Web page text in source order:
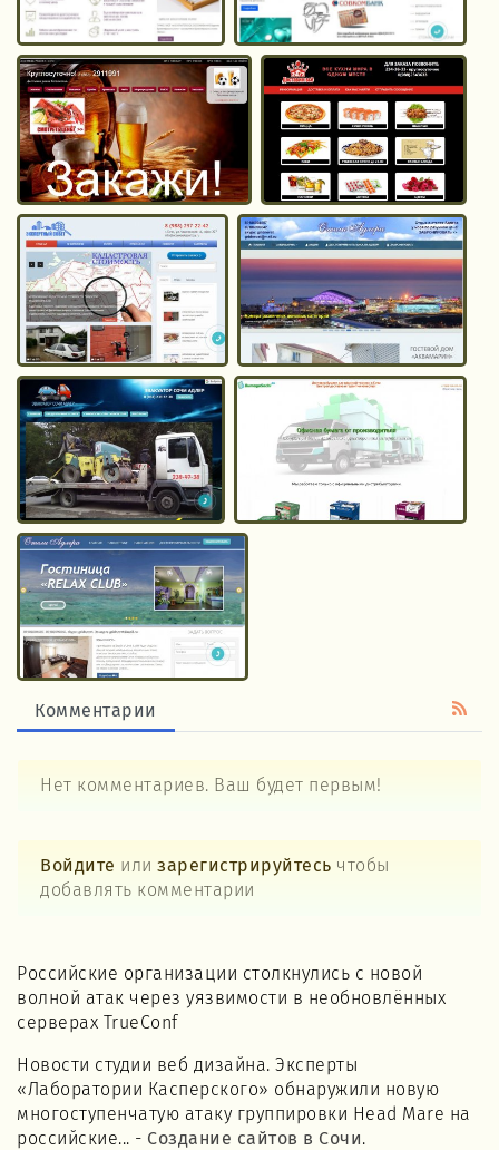
Комментарии
Нет комментариев. Ваш будет первым!
Войдите или зарегистрируйтесь чтобы
добавлять комментарии
Российские организации столкнулись с новой
волной атак через уязвимости в необновлённых
серверах TrueConf
Новости студии веб дизайна. Эксперты
«Лаборатории Касперского» обнаружили новую
многоступенчатую атаку группировки Head Mare на
российские... - Создание сайтов в Сочи.